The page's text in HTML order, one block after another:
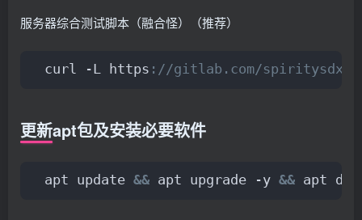
服务器综合测试脚本（融合怪）（推荐）
curl -L https ://gitlab.com/spiritysdx/
更新apt包及安装必要软件
apt update && apt upgrade -y && apt